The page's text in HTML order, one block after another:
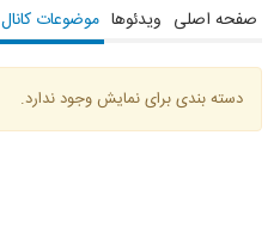
صفحه اصلی ویدئوها موضوعات کانال
دسته بندی برای نمایش وجود ندارد.